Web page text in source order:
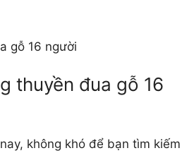
gỗ 16 người
thuyền đua gỗ 16
không khó để bạn tìm kiếm